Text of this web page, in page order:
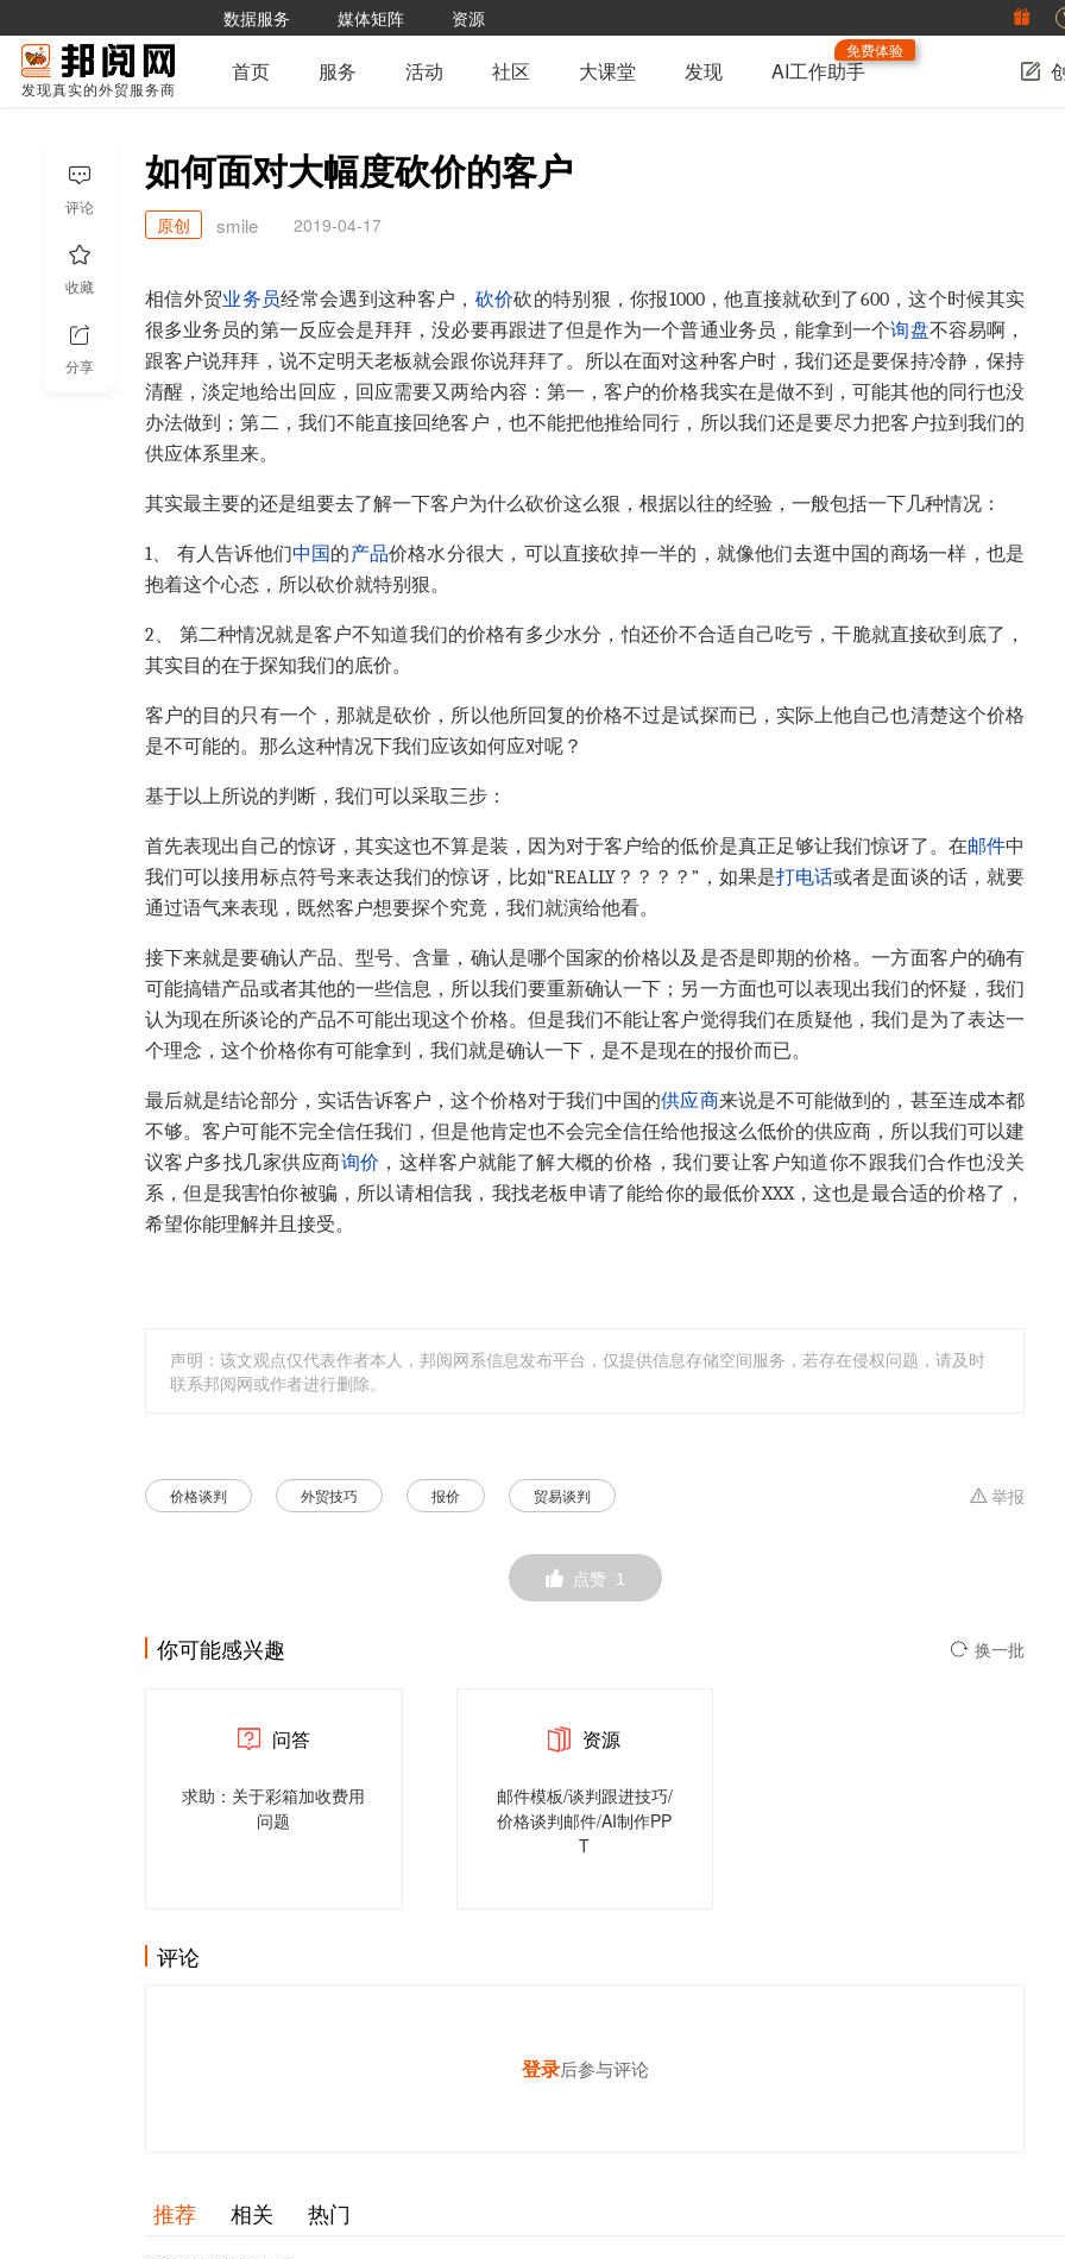
数据服务 媒体矩阵 资源
发现真实的外贸服务商
首页 服务 活动 社区 大课堂 发现 AI工作助手
免费体验
如何面对大幅度砍价的客户
原创 smile 2019-04-17
相信外贸业务员经常会遇到这种客户， 砍价砍的特别狠，你报1000，他直接就砍到了600，这个时候其实
很多业务员的第一反应会是拜拜，没必要再跟进了但是作为一个普通业务员，能拿到一个询盘不容易啊，
跟客户说拜拜，说不定明天老板就会跟你说拜拜了。所以在面对这种客户时，我们还是要保持冷静，保持
清醒，淡定地给出回应，回应需要又两给内容：第一，客户的价格我实在是做不到，可能其他的同行也没
办法做到；第二，我们不能直接回绝客户，也不能把他推给同行，所以我们还是要尽力把客户拉到我们的
供应体系里来。
其实最主要的还是组要去了解一下客户为什么砍价这么狠，根据以往的经验，一般包括一下几种情况：
1、 有人告诉他们中国 的产品价格水分很大，可以直接砍掉一半的，就像他们去逛中国的商场一样，也是
抱着这个心态，所以砍价就特别狠。
2、 第二种情况就是客户不知道我们的价格有多少水分，怕还价不合适自己吃亏，干脆就直接砍到底了，
其实目的在于探知我们的底价。
客户的目的只有一个，那就是砍价，所以他所回复的价格不过是试探而已，实际上他自己也清楚这个价格
是不可能的。那么这种情况下我们应该如何应对呢？
基于以上所说的判断，我们可以采取三步：
首先表现出自己的惊讶，其实这也不算是装，因为对于客户给的低价是真正足够让我们惊讶了。在邮件中
我们可以接用标点符号来表达我们的惊讶，比如“REALLY？？？？”，如果是打电话或者是面谈的话，就要
通过语气来表现，既然客户想要探个究竟，我们就演给他看。
接下来就是要确认产品、型号、含量，确认是哪个国家的价格以及是否是即期的价格。一方面客户的确有
可能搞错产品或者其他的一些信息，所以我们要重新确认一下；另一方面也可以表现出我们的怀疑，我们
认为现在所谈论的产品不可能出现这个价格。但是我们不能让客户觉得我们在质疑他，我们是为了表达一
个理念，这个价格你有可能拿到，我们就是确认一下，是不是现在的报价而已。
最后就是结论部分，实话告诉客户，这个价格对于我们中国的供应商来说是不可能做到的，甚至连成本都
不够。客户可能不完全信任我们，但是他肯定也不会完全信任给他报这么低价的供应商，所以我们可以建
议客户多找几家供应商询价 ，这样客户就能了解大概的价格，我们要让客户知道你不跟我们合作也没关
系，但是我害怕你被骗，所以请相信我，我找老板申请了能给你的最低价XXX，这也是最合适的价格了，
希望你能理解并且接受。
声明：该文观点仅代表作者本人，邦阅网系信息发布平台，仅提供信息存储空间服务，若存在侵权问题，请及时
联系邦阅网或作者进行删除。
价格谈判 外贸技巧 报价 贸易谈判 举报
点赞 1
评论
收藏
分享
你可能感兴趣 换一批
问答
求助：关于彩箱加收费用
问题
资源
邮件模板/谈判跟进技巧/
价格谈判邮件/AI制作PP
T
评论
登录后参与评论
发表你的高见
推荐 相关 热门